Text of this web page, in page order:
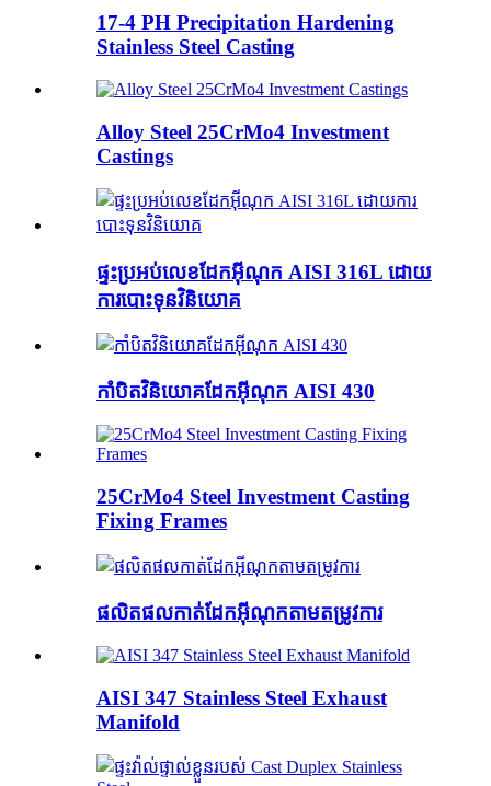
17-4 PH Precipitation Hardening
Stainless Steel Casting
Alloy Steel 25CrMo4 Investment
Castings
ផ្ទះប្រអប់លេខដែកអ៊ីណុក AISI 316L ដោយ
ការបោះទុនវិនិយោគ
កាំបិតវិនិយោគដែកអ៊ីណុក AISI 430
25CrMo4 Steel Investment Casting
Fixing Frames
ផលិតផលកាត់ដែកអ៊ីណុកតាមតម្រូវការ
AISI 347 Stainless Steel Exhaust
Manifold